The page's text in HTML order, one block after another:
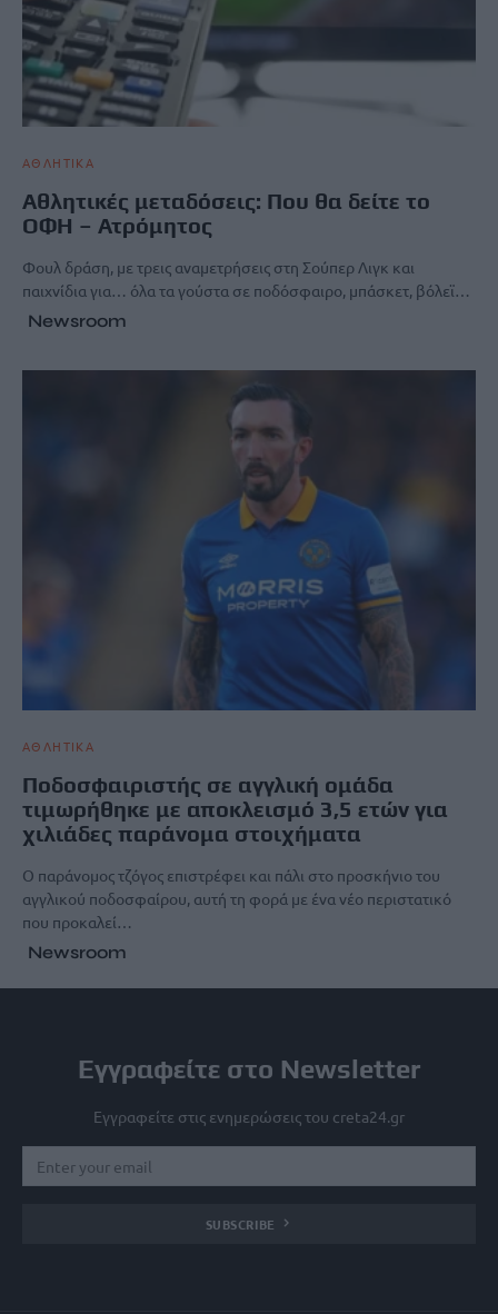
ΑΘΛΗΤΙΚΑ
Αθλητικές μεταδόσεις: Που θα δείτε το
ΟΦΗ – Ατρόμητος
Φουλ δράση, με τρεις αναμετρήσεις στη Σούπερ Λιγκ και
παιχνίδια για… όλα τα γούστα σε ποδόσφαιρο, μπάσκετ, βόλεϊ…
Newsroom
ΑΘΛΗΤΙΚΑ
Ποδοσφαιριστής σε αγγλική ομάδα
τιμωρήθηκε με αποκλεισμό 3,5 ετών για
χιλιάδες παράνομα στοιχήματα
Ο παράνομος τζόγος επιστρέφει και πάλι στο προσκήνιο του
αγγλικού ποδοσφαίρου, αυτή τη φορά με ένα νέο περιστατικό
που προκαλεί…
Newsroom
Εγγραφείτε στο Newsletter
Εγγραφείτε στις ενημερώσεις του creta24.gr
SUBSCRIBE